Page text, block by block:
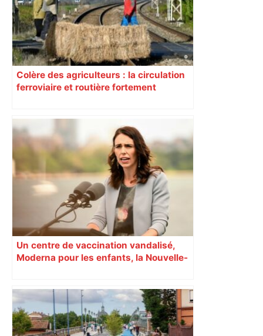
Colère des agriculteurs : la circulation
ferroviaire et routière fortement
Un centre de vaccination vandalisé,
Moderna pour les enfants, la Nouvelle-